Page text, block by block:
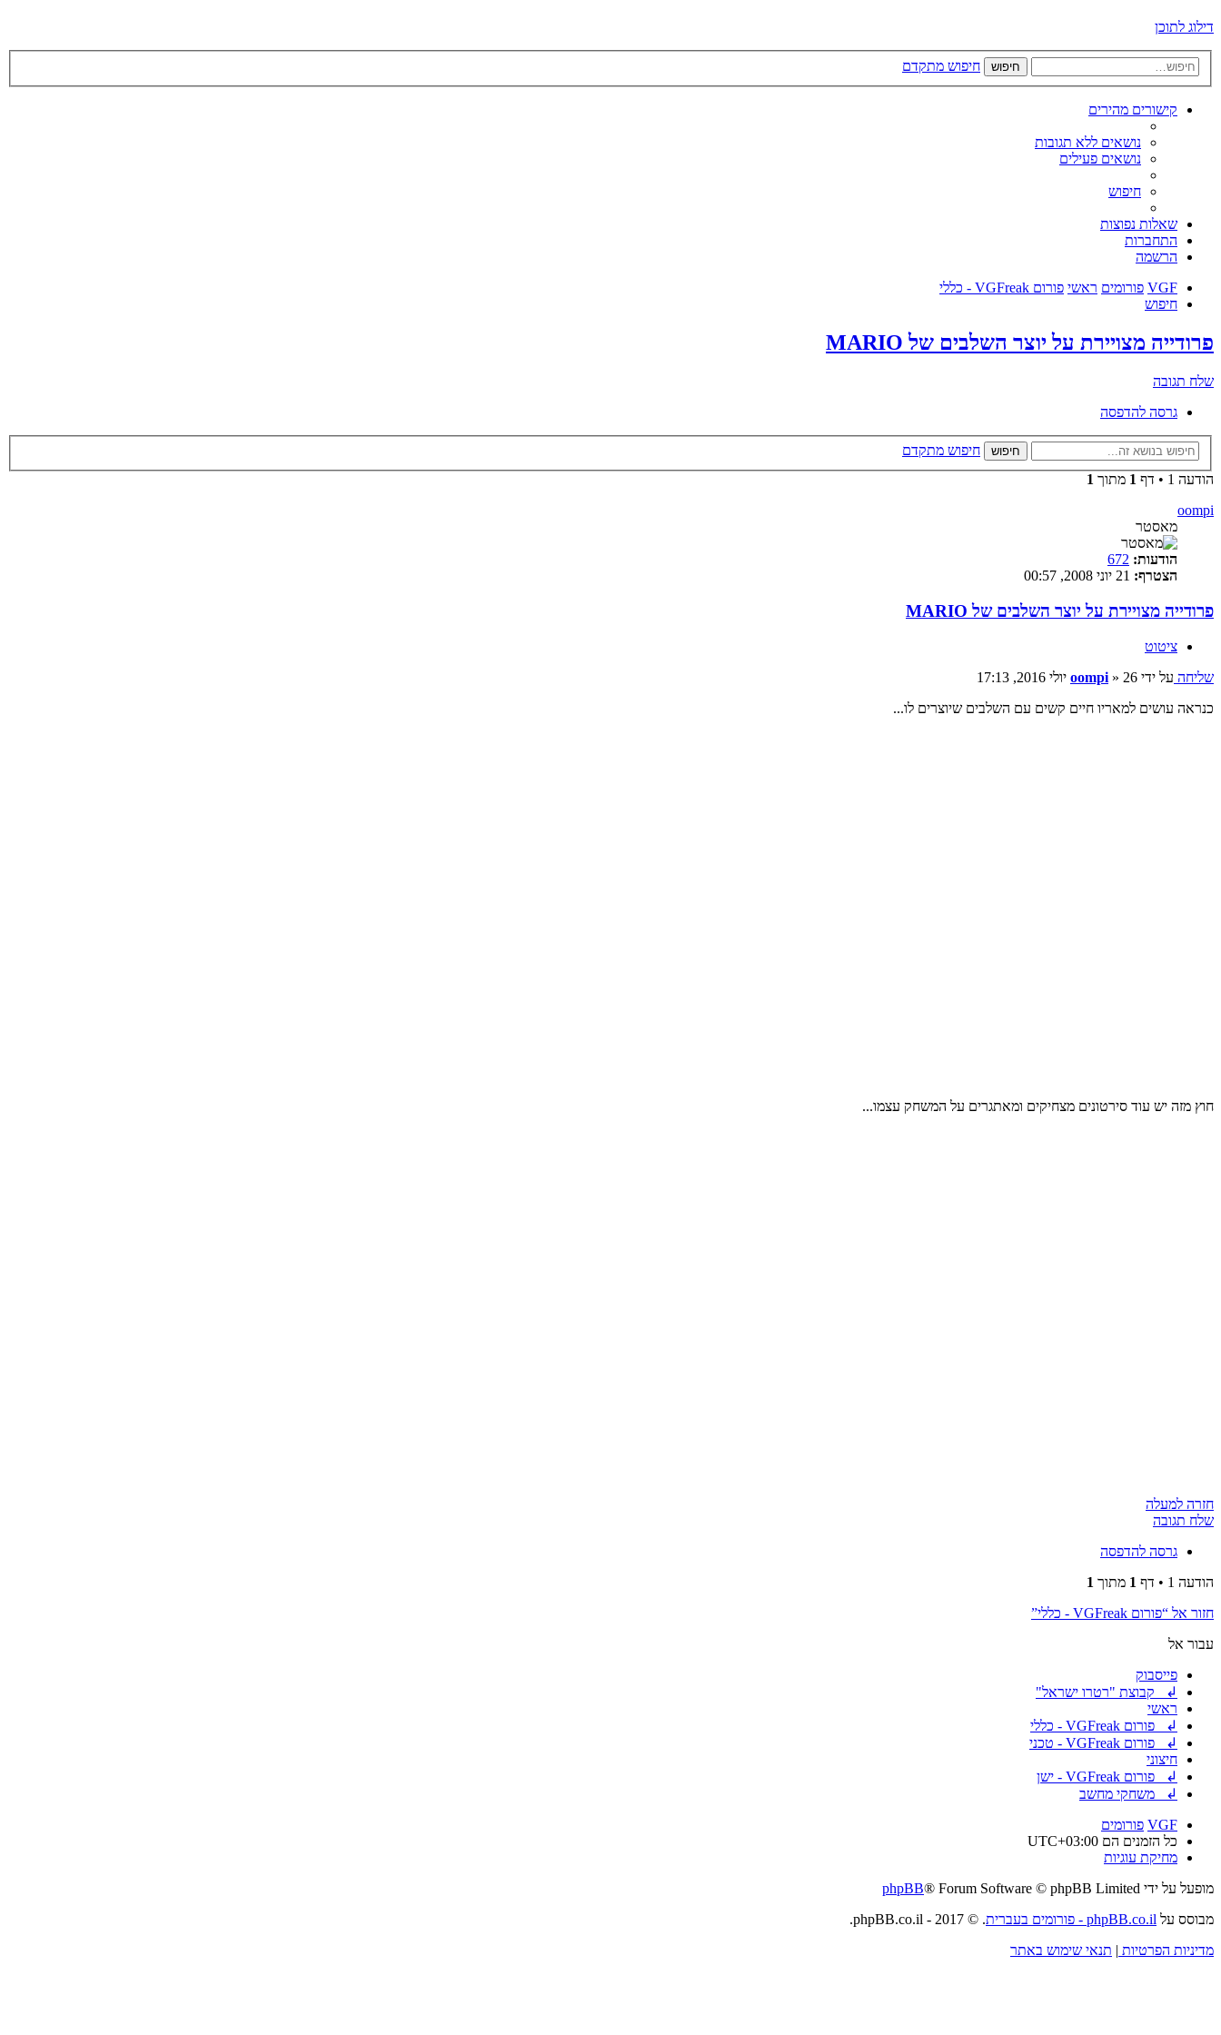
דילוג לתוכן
חיפוש חיפוש מתקדם
קישורים מהירים
נושאים ללא תגובות
נושאים פעילים
חיפוש
שאלות נפוצות
התחברות
הרשמה
VGF פורומים ראשי פורום VGFreak - כללי
חיפוש
פרודייה מצויירת על יוצר השלבים של MARIO
שלח תגובה
גרסה להדפסה
חיפוש
חיפוש מתקדם
הודעה 1 • דף
1 מתוך 1
oompi
מאסטר
הודעות: 672
הצטרף:
פרודייה מצויירת על יוצר השלבים של MARIO
ציטוט
שליחה על ידי oompi » 26 יולי 2016, 17:13
כנראה עושים למאריו חיים קשים עם השלבים שיוצרים לו...
חוץ מזה יש עוד סירטונים מצחיקים ומאתגרים על המשחק עצמו...
חזרה למעלה
שלח תגובה
גרסה להדפסה
הודעה 1 • דף
1 מתוך 1
חזור אל “פורום VGFreak - כללי”
עבור אל
פייסבוק
↲ קבוצת "רטרו ישראל"
ראשי
↲ פורום VGFreak - כללי
↲ פורום VGFreak - טכני
חיצוני
↲ פורום VGFreak - ישן
↲ משחקי מחשב
VGF פורומים
כל הזמנים הם UTC+03:00
מחיקת עוגיות
מופעל על ידי
phpBB® Forum Software © phpBB Limited
מבוסס על phpBB.co.il - פורומים בעברית
. © 2017 - phpBB.co.il.
מדיניות הפרטיות | תנאי שימוש באתר